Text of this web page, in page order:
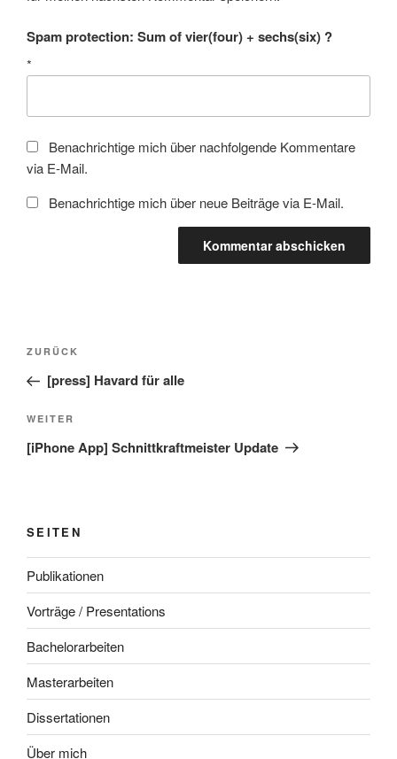
Spam protection: Sum of vier(four) + sechs(six) ?
*
Benachrichtige mich über nachfolgende Kommentare
via E-Mail.
Benachrichtige mich über neue Beiträge via E-Mail.
Beitragsnavigation
Vorheriger
Beitrag
ZURÜCK
[press] Havard für alle
Nächster
Beitrag
WEITER
[iPhone App] Schnittkraftmeister Update
SEITEN
Publikationen
Vorträge / Presentations
Bachelorarbeiten
Masterarbeiten
Dissertationen
Über mich